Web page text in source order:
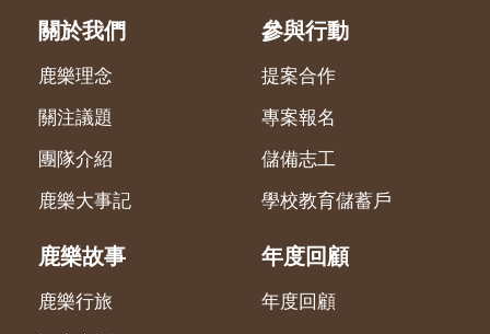
關於我們
鹿樂理念
關注議題
團隊介紹
鹿樂大事記
參與行動
提案合作
專案報名
儲備志工
學校教育儲蓄戶
鹿樂故事
鹿樂行旅
年度回顧
年度回顧